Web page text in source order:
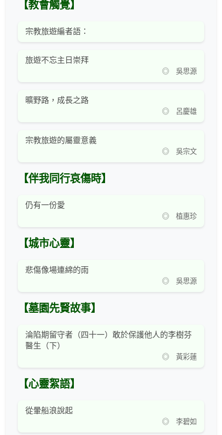
【教會觸覺】
宗教旅遊編者語：
旅遊不忘主日崇拜
◎ 吳思源
曠野路，成長之路
◎ 呂慶雄
宗教旅遊的屬靈意義
◎ 吳宗文
【伴我同行哀傷時】
仍有一份愛
◎ 植惠珍
【城市心靈】
悲傷像場連綿的雨
◎ 吳思源
【墓園先賢故事】
淪陷期留守者（四十一）敢於保護他人的李樹芬
醫生（下）
◎ 黃彩蓮
【心靈絮語】
從暈船浪說起
◎ 李碧如